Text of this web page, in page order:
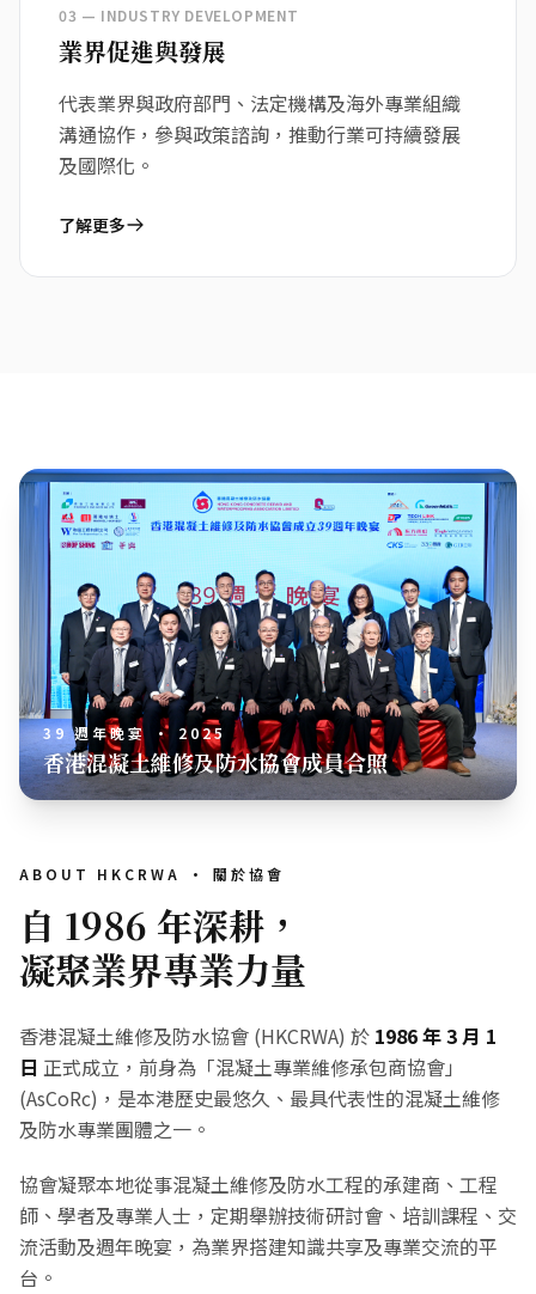
03 — INDUSTRY DEVELOPMENT
業界促進與發展
代表業界與政府部門、法定機構及海外專業組織
溝通協作，參與政策諮詢，推動行業可持續發展
及國際化。
了解更多
39 週年晚宴 · 2025
香港混凝土維修及防水協會成員合照
ABOUT HKCRWA · 關於協會
自 1986 年深耕，
凝聚業界專業力量
香港混凝土維修及防水協會 (HKCRWA) 於 1986 年 3 月 1
日 正式成立，前身為「混凝土專業維修承包商協會」
(AsCoRc)，是本港歷史最悠久、最具代表性的混凝土維修
及防水專業團體之一。
協會凝聚本地從事混凝土維修及防水工程的承建商、工程
師、學者及專業人士，定期舉辦技術研討會、培訓課程、交
流活動及週年晚宴，為業界搭建知識共享及專業交流的平
台。